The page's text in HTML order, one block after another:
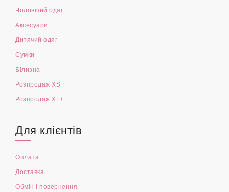
Чоловічий одяг
Аксесуари
Дитячий одяг
Сумки
Білизна
Розпродаж XS+
Розпродаж XL+
Для клієнтів
Оплата
Доставка
Обмін і повернення